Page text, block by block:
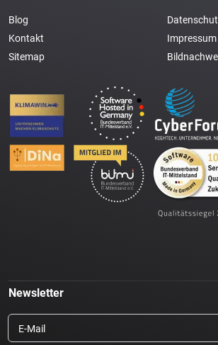
Blog
Kontakt
Sitemap
Impressum
Newsletter
E-Mail